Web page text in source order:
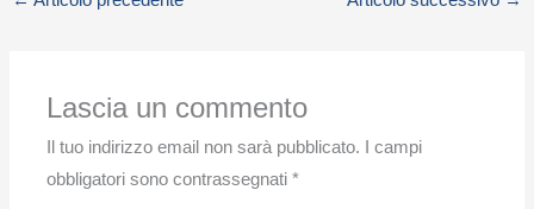
Lascia un commento
Il tuo indirizzo email non sarà pubblicato.
I campi
obbligatori sono contrassegnati*